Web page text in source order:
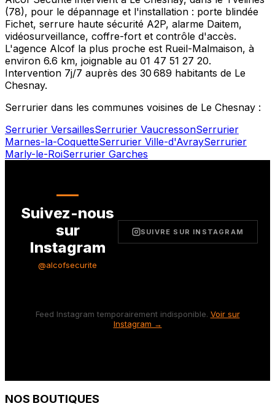
(78), pour le dépannage et l'installation : porte blindée
Fichet, serrure haute sécurité A2P, alarme Daitem,
vidéosurveillance, coffre-fort et contrôle d'accès.
L'agence Alcof la plus proche est Rueil-Malmaison, à
environ 6.6 km, joignable au 01 47 51 27 20.
Intervention 7j/7 auprès des 30 689 habitants de Le
Chesnay.
Serrurier dans les communes voisines de Le Chesnay :
Serrurier VersaillesSerrurier VaucressonSerrurier
Marnes-la-CoquetteSerrurier Ville-d'AvraySerrurier
Marly-le-RoiSerrurier Garches
Suivez-nous
sur
Instagram
@alcofsecurite
SUIVRE SUR INSTAGRAM
Feed Instagram temporairement indisponible. Voir sur
Instagram →
NOS BOUTIQUES